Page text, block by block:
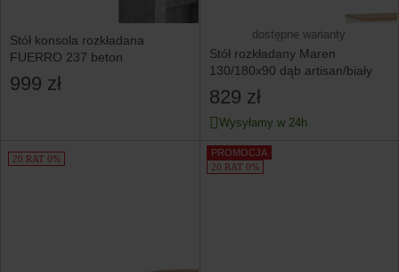
Stół konsola rozkładana
FUERRO 237 beton
999 zł
dostępne warianty
Stół rozkładany Maren
130/180x90 dąb artisan/biały
829 zł
Wysyłamy w 24h
20 RAT 0%
PROMOCJA
20 RAT 0%